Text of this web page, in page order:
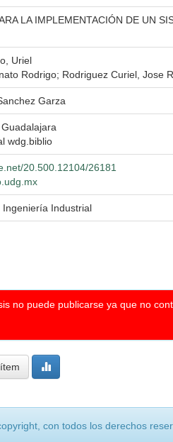
LA IMPLEMENTACIÓN DE UN
Uriel
Rodrigo; Rodriguez Curiel, Jose
Garza
wdg.biblio
20.500.12104/26181
Ingeniería Industrial
no puede publicarse ya que no
con todos los derechos